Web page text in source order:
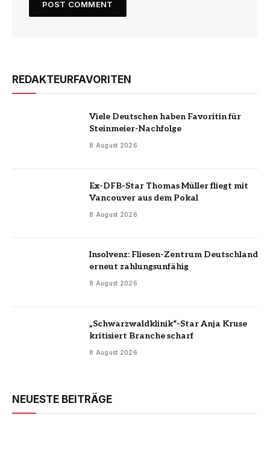
REDAKTEURFAVORITEN
Viele Deutschen haben Favoritin für
Steinmeier-Nachfolge
8 August 2026
Ex-DFB-Star Thomas Müller fliegt mit
Vancouver aus dem Pokal
8 August 2026
Insolvenz: Fliesen-Zentrum Deutschland
erneut zahlungsunfähig
8 August 2026
„Schwarzwaldklinik“-Star Anja Kruse
kritisiert Branche scharf
8 August 2026
NEUESTE BEITRÄGE